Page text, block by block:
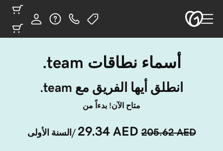
أسماء نطاقات ‎.team
انطلق أيها الفريق مع ‎.team
متاح الآن! بدءاً من
205.62 AED
29.34 AED /السنة الأولى